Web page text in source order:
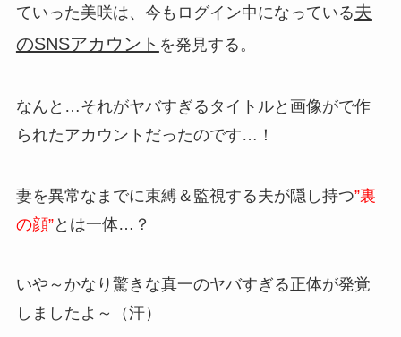
ていった美咲は、今もログイン中になっている夫
のSNSアカウント を発見する。
なんと…それがヤバすぎるタイトルと画像がで作
られたアカウントだったのです…！
妻を異常なまでに束縛＆監視する夫が隠し持つ”裏
の顔”とは一体…？
いや～かなり驚きな真一のヤバすぎる正体が発覚
しましたよ～（汗）